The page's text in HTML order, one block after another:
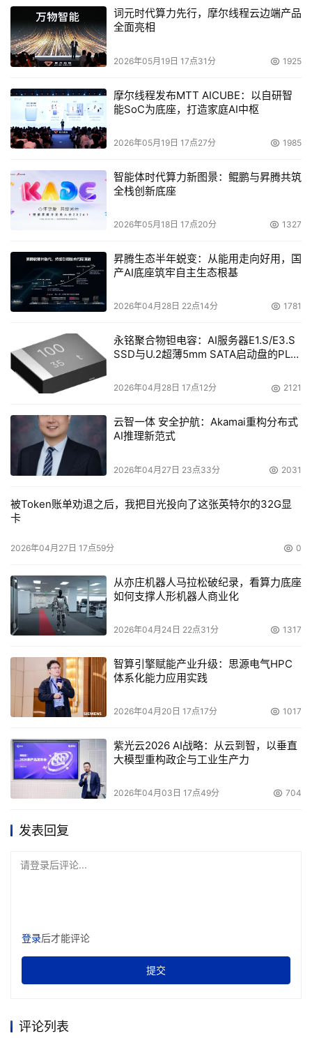
词元时代算力先行，摩尔线程云边端产品
全面亮相
2026年05月19日 17点31分 1925
摩尔线程发布MTT AICUBE：以自研智
能SoC为底座，打造家庭AI中枢
2026年05月19日 17点27分 1985
智能体时代算力新图景：鲲鹏与昇腾共筑
全栈创新底座
2026年05月18日 17点20分 1327
昇腾生态半年蜕变：从能用走向好用，国
产AI底座筑牢自主生态根基
2026年04月28日 22点14分 1781
永铭聚合物钽电容：AI服务器E1.S/E3.S
SSD与U.2超薄5mm SATA启动盘的PLP
2026年04月28日 17点12分 2121
云智一体 安全护航：Akamai重构分布式
AI推理新范式
2026年04月27日 23点33分 2031
被Token账单劝退之后，我把目光投向了这张英特尔的32G显
卡
2026年04月27日 17点59分 0
从亦庄机器人马拉松破纪录，看算力底座
如何支撑人形机器人商业化
2026年04月24日 22点31分 1317
智算引擎赋能产业升级：思源电气HPC
体系化能力应用实践
2026年04月20日 17点17分 1017
紫光云2026 AI战略：从云到智，以垂直
大模型重构政企与工业生产力
2026年04月03日 17点49分 704
发表回复
请登录后评论...
登录后才能评论
提交
评论列表